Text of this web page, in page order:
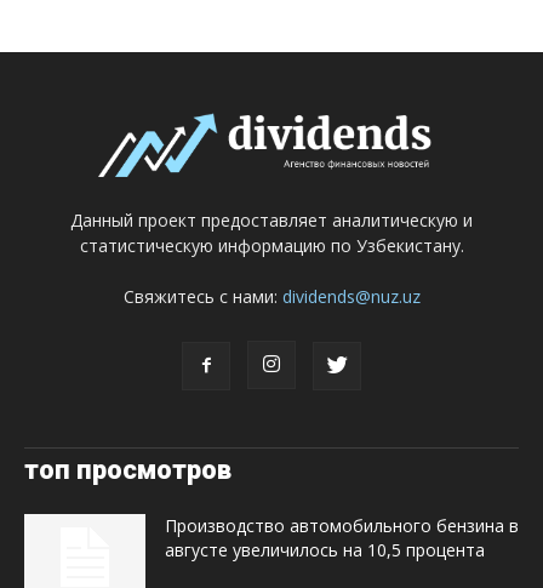
Данный проект предоставляет аналитическую и
статистическую информацию по Узбекистану.
Свяжитесь с нами: dividends@nuz.uz
топ просмотров
Производство автомобильного бензина в
августе увеличилось на 10,5 процента